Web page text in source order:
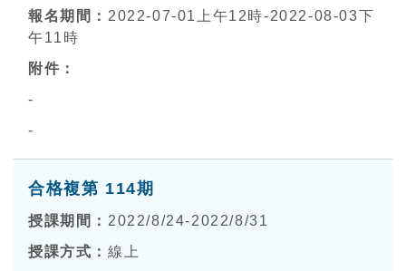
2022-07-01上午12時-2022-08-03下
午11時
-
-
合格複第 114期
2022/8/24-2022/8/31
線上